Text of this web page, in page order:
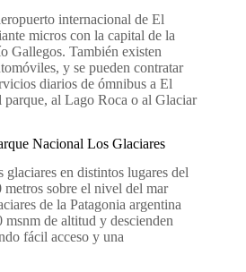
internacional de El
micros con la capital de la
Gallegos. También existen
y se pueden contratar
diarios de ómnibus a El
parque, al Lago Roca o al Glaciar
Nacional Los Glaciares
glaciares en distintos lugares del
sobre el nivel del mar
de la Patagonia argentina
de altitud y descienden
fácil acceso y una